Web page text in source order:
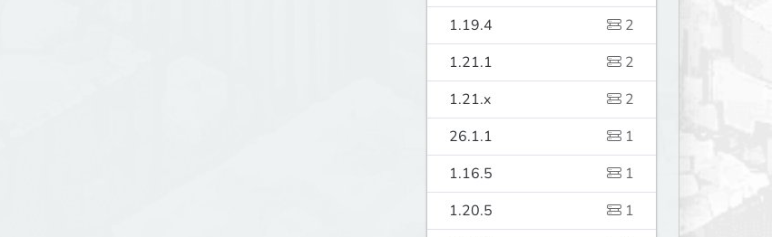
1.19.4
2
1.21.1
2
1.21.x
2
26.1.1
1
1.16.5
1
1.20.5
1